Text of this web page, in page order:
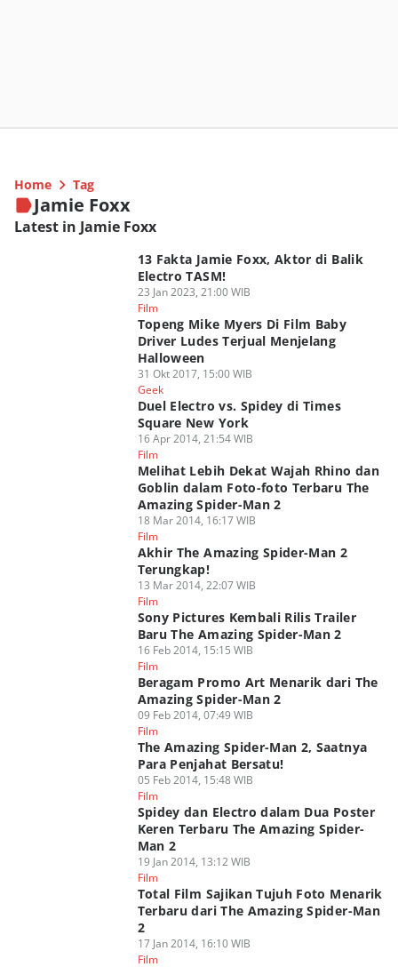
Home Tag
Jamie Foxx
Latest in Jamie Foxx
13 Fakta Jamie Foxx, Aktor di Balik
Electro TASM!
23 Jan 2023, 21:00 WIB
Film
Topeng Mike Myers Di Film Baby
Driver Ludes Terjual Menjelang
Halloween
31 Okt 2017, 15:00 WIB
Geek
Duel Electro vs. Spidey di Times
Square New York
16 Apr 2014, 21:54 WIB
Film
Melihat Lebih Dekat Wajah Rhino dan
Goblin dalam Foto-foto Terbaru The
Amazing Spider-Man 2
18 Mar 2014, 16:17 WIB
Film
Akhir The Amazing Spider-Man 2
Terungkap!
13 Mar 2014, 22:07 WIB
Film
Sony Pictures Kembali Rilis Trailer
Baru The Amazing Spider-Man 2
16 Feb 2014, 15:15 WIB
Film
Beragam Promo Art Menarik dari The
Amazing Spider-Man 2
09 Feb 2014, 07:49 WIB
Film
The Amazing Spider-Man 2, Saatnya
Para Penjahat Bersatu!
05 Feb 2014, 15:48 WIB
Film
Spidey dan Electro dalam Dua Poster
Keren Terbaru The Amazing Spider-
Man 2
19 Jan 2014, 13:12 WIB
Film
Total Film Sajikan Tujuh Foto Menarik
Terbaru dari The Amazing Spider-Man
2
17 Jan 2014, 16:10 WIB
Film